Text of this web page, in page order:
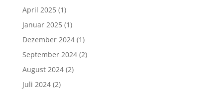
April 2025(1)
Januar 2025(1)
Dezember 2024(1)
September 2024(2)
August 2024(2)
Juli 2024(2)